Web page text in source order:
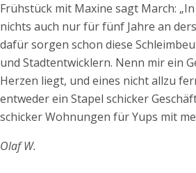
Frühstück mit Maxine sagt March:
nichts auch nur für fünf Jahre an
dafür sorgen schon diese
und Stadtentwicklern. Nenn mir ein
Herzen liegt, und eines nicht allzu
entweder ein Stapel schicker
schicker Wohnungen für Yups mit
Olaf W.